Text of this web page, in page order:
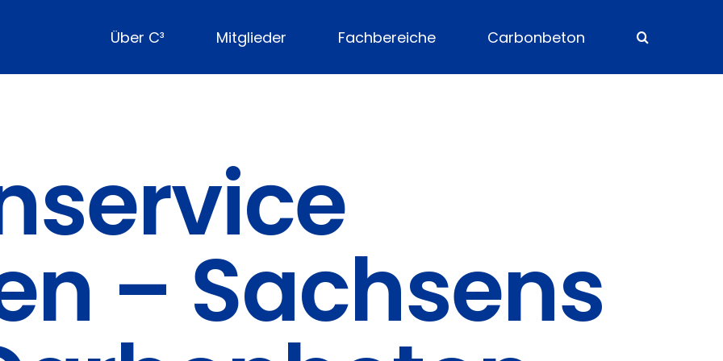
Über C³ Mitglieder Fachbereiche Carbonbeton
– Sachsens